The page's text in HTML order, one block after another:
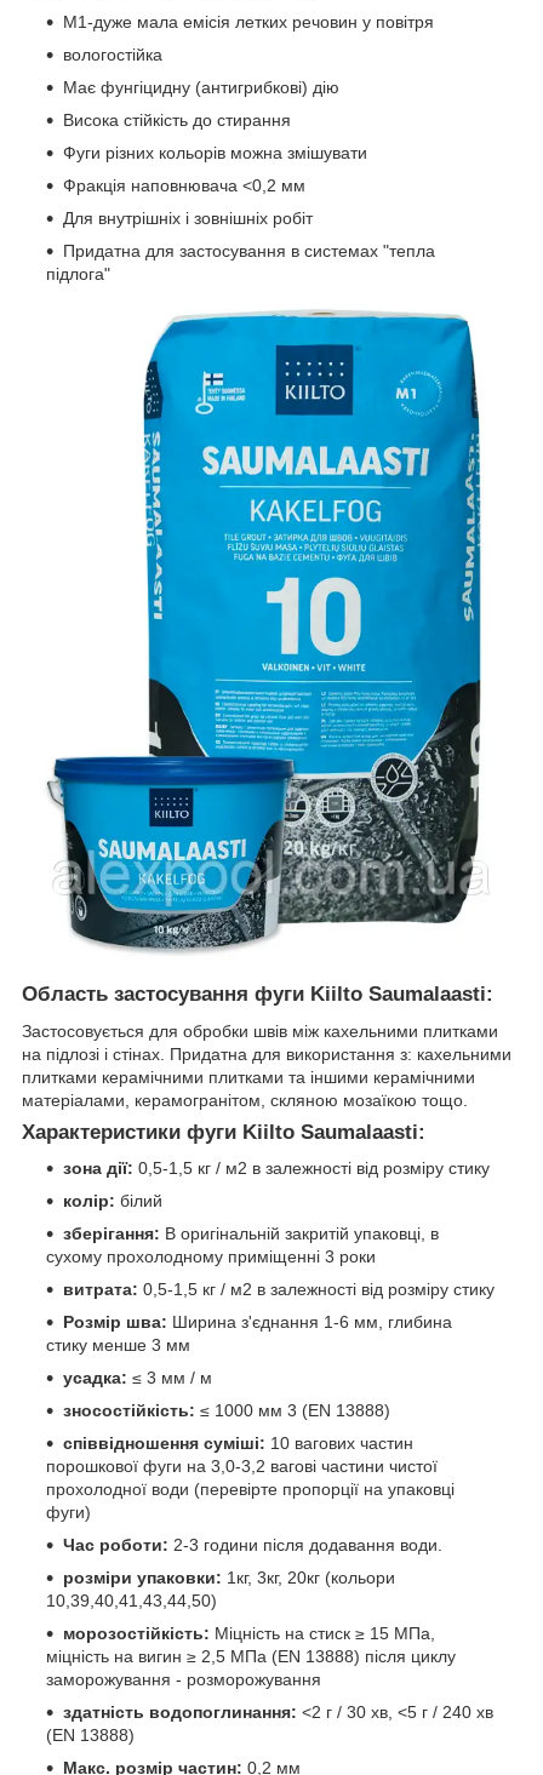
М1-дуже мала емісія летких речовин у повітря
вологостійка
Має фунгіцидну (антигрибкові) дію
Висока стійкість до стирання
Фуги різних кольорів можна змішувати
Фракція наповнювача <0,2 мм
Для внутрішніх і зовнішніх робіт
Придатна для застосування в системах "тепла
підлога"
Область застосування фуги Kiilto Saumalaasti:
Застосовується для обробки швів між кахельними плитками
на підлозі і стінах. Придатна для використання з: кахельними
плитками керамічними плитками та іншими керамічними
матеріалами, керамогранітом, скляною мозаїкою тощо.
Характеристики фуги Kiilto Saumalaasti:
зона дії: 0,5-1,5 кг / м2 в залежності від розміру стику
колір: білий
зберігання: В оригінальній закритій упаковці, в
сухому прохолодному приміщенні 3 роки
витрата: 0,5-1,5 кг / м2 в залежності від розміру стику
Розмір шва: Ширина з'єднання 1-6 мм, глибина
стику менше 3 мм
усадка: ≤ 3 мм / м
зносостійкість: ≤ 1000 мм 3 (EN 13888)
співвідношення суміші: 10 вагових частин
порошкової фуги на 3,0-3,2 вагові частини чистої
прохолодної води (перевірте пропорції на упаковці
фуги)
Час роботи: 2-3 години після додавання води.
розміри упаковки: 1кг, 3кг, 20кг (кольори
10,39,40,41,43,44,50)
морозостійкість: Міцність на стиск ≥ 15 МПа,
міцність на вигин ≥ 2,5 МПа (EN 13888) після циклу
заморожування - розморожування
здатність водопоглинання: <2 г / 30 хв, <5 г / 240 хв
(EN 13888)
Макс. розмір частин: 0,2 мм